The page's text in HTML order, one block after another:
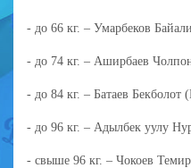
- до 66 кг. – Умарбеков
- до 74 кг. – Аширбаев
- до 84 кг. – Батаев
- до 96 кг. – Адылбек уулу
- свыше 96 кг. – Чокоев